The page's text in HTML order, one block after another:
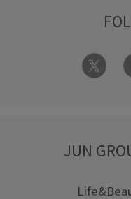
JUN